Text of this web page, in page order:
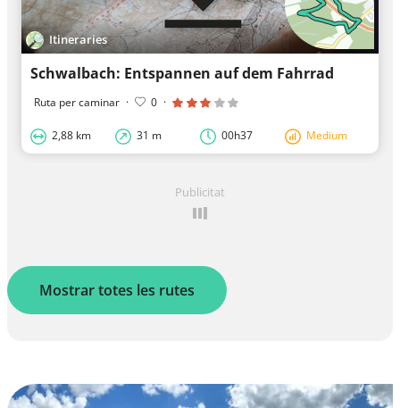
Itineraries
Schwalbach: Entspannen auf dem Fahrrad
Ruta per caminar · 0 ·
2,88 km 31 m 00h37 Medium
Publicitat
Mostrar totes les rutes